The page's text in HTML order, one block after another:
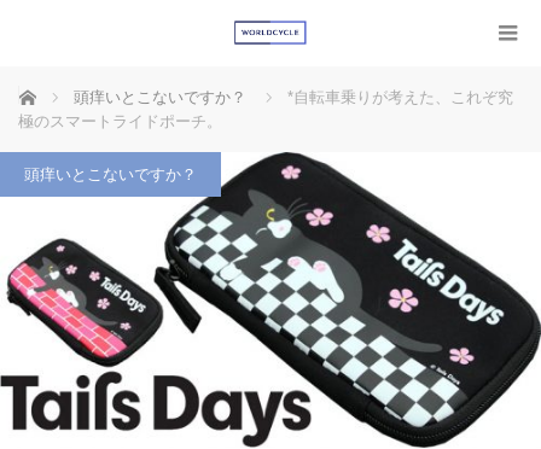
ホーム 頭痒いとこないですか？
*自転車乗りが考えた、これぞ究
極のスマートライドポーチ。
頭痒いとこないですか？